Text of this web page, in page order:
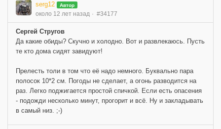
serg12 Автор
около 12 лет назад #34177
Сергей Стругов
Да какие обиды? Скучно и холодно. Вот и развлекаюсь. Пусть
те кто дома сидят завидуют!
Прелесть толи в том что её надо немного. Буквально пара
полосок 10*2 см. Погоды не сделает, а огонь разводится на
раз. Легко поджигается простой спичкой. Если есть опасения
- подожди несколько минут, прогорит и всё. Ну и закладывать
в самый низ. ;-)